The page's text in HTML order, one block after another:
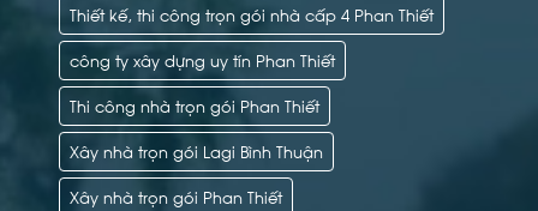
Thiết kế, thi công trọn gói nhà cấp 4 Phan Thiết
công ty xây dựng uy tín Phan Thiết
Thi công nhà trọn gói Phan Thiết
Xây nhà trọn gói Lagi Bình Thuận
Xây nhà trọn gói Phan Thiết